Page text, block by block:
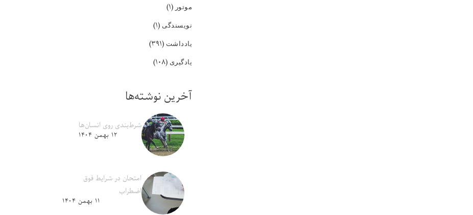
موتور(۱)
نویسندگی (۱)
یادداشت (۳۹۱)
یادگیری (۱۰۸)
آخرین نوشته‌ها
شرط‌بندی روی انسان‌ها
۱۲ بهمن ۱۴۰۴
امتحان در شرایط فوق
اضطراب
۱۱ بهمن ۱۴۰۴